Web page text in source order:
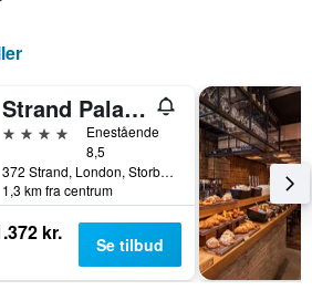
Strand Palace Hotel
4 stjerner
Enestående
8,5
372 Strand, London, Storbritannien
1,3 km fra centrum
kr. Se tilbud